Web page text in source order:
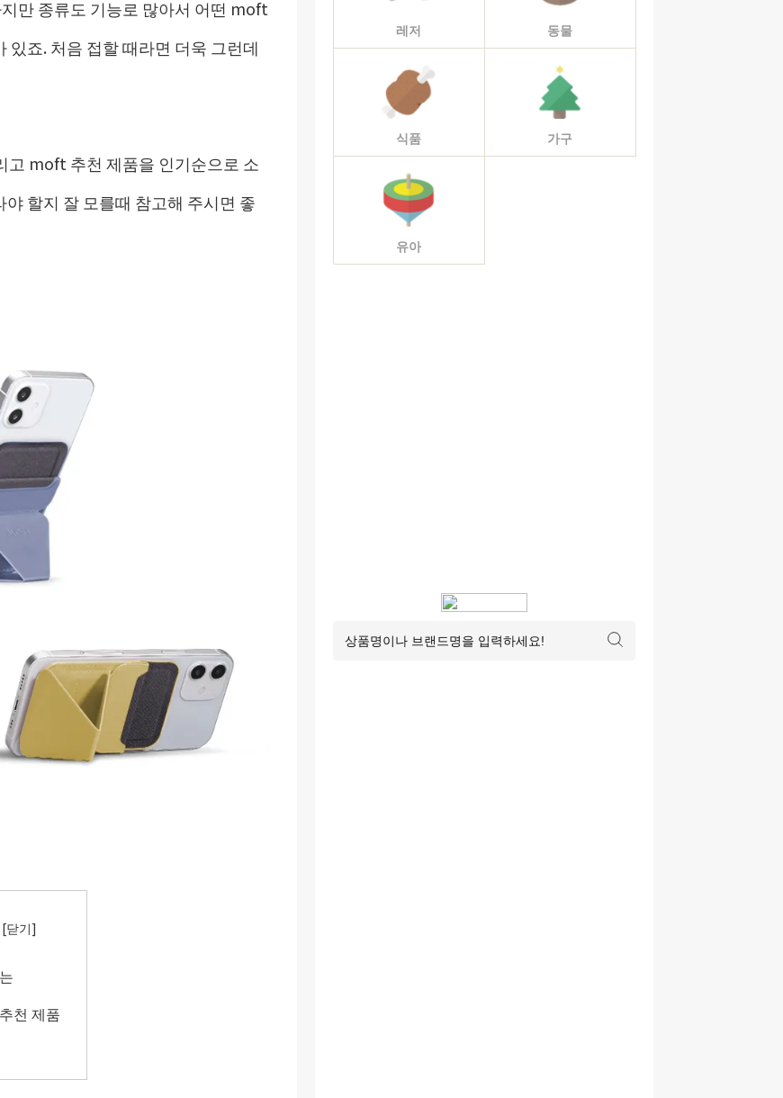
만 종류도 기능로 많아서 어떤 moft
죠. 처음 접할 때라면 더욱 그런데
moft 추천 제품을 인기순으로 소
할지 잘 모를때 참고해 주시면 좋
천 제품
레저 동물
식품 가구
유아